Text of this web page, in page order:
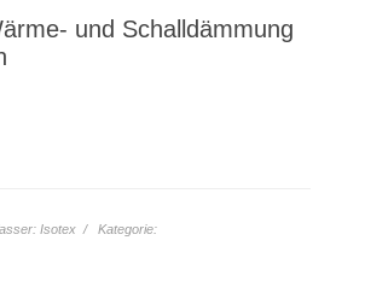
und Schalldämmung
Isotex / Kategorie: